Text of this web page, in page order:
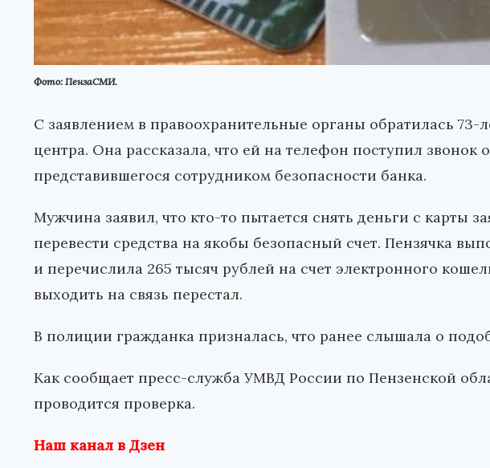
Фото: ПензаСМИ.
С заявлением в правоохранительные органы обратилась 73-
центра. Она рассказала, что ей на телефон поступил звонок
представившегося сотрудником безопасности банка.
Мужчина заявил, что кто-то пытается снять деньги с карты
перевести средства на якобы безопасный счет. Пензячка
и перечислила 265 тысяч рублей на счет электронного
выходить на связь перестал.
В полиции гражданка призналась, что ранее слышала о
Как сообщает пресс-служба УМВД России по Пензенской
проводится проверка.
Наш канал в Дзен